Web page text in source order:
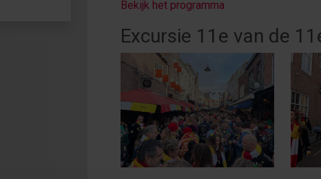
Bekijk het programma
Excursie 11e van de